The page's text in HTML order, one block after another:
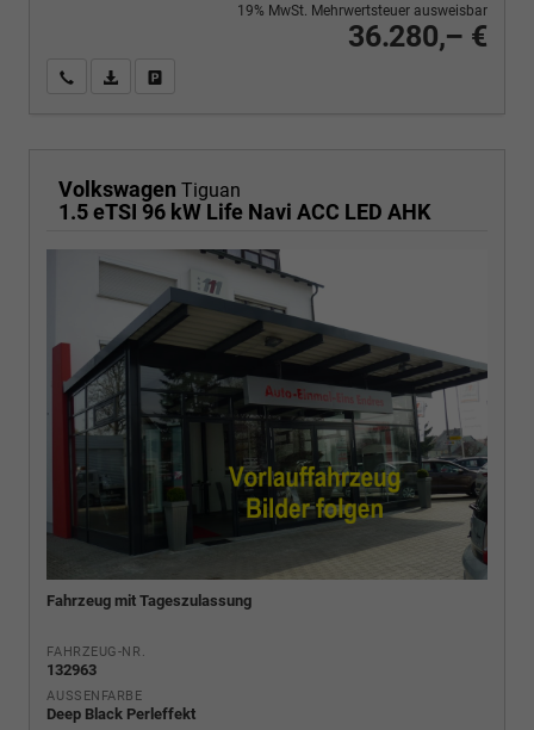
36.280,– €
19% MwSt. Mehrwertsteuer ausweisbar
Wir rufen Sie anPDF-Fahrzeugexposé drucken
Volkswagen Tiguan
1.5 eTSI 96 kW Life Navi ACC LED AHK
Fahrzeug mit Tageszulassung
FAHRZEUG-NR.
132963
AUSSENFARBE
Deep Black Perleffekt